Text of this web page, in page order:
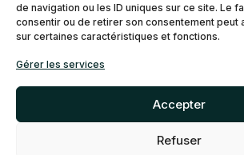
de navigation ou les ID uniques sur ce site. Le
consentir ou de retirer son consentement peut
sur certaines caractéristiques et fonctions.
Gérer les services
Accepter
Refuser
de remboursement
Politique de cookies (CA)
©2026 Réseau Capital.